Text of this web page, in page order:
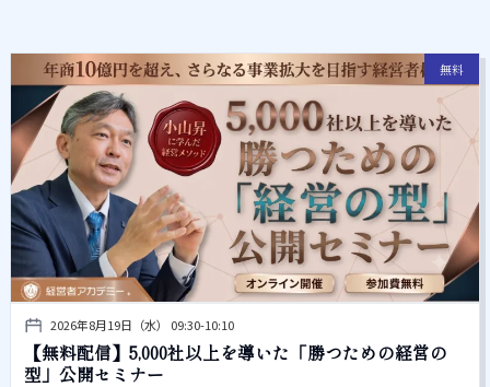
無料
2026年8月19日（水） 09:30-10:10
【無料配信】5,000社以上を導いた「勝つための経営の
型」公開セミナー